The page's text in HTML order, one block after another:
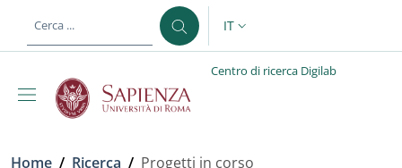
al contenuto principale
SELETTORE LINGUA:
IT
Centro di ricerca Digilab
Briciole di pane
Home / Ricerca / Progetti in corso